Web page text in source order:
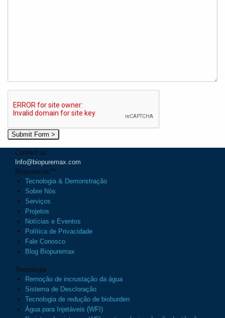
Contact us
Info@biopuremax.com
Biopuremax™
Tecnologia & Demonstração
Sobre Nós
Serviços
Projetos
Notícias e Eventos
Política de Privacidade
Fale Conosco
Blog Biopuremax
Tecnologia
Remoção de incrustação da água
Sistema de Descloração
Tecnologia de redução de bioburden
Água para Injetáveis (WFI)